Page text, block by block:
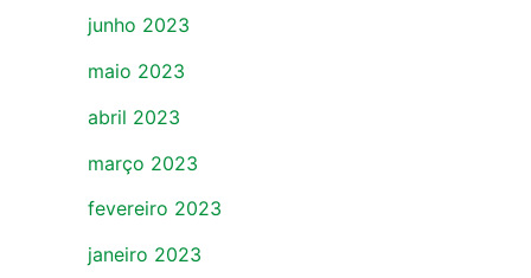
junho 2023
maio 2023
abril 2023
março 2023
fevereiro 2023
janeiro 2023